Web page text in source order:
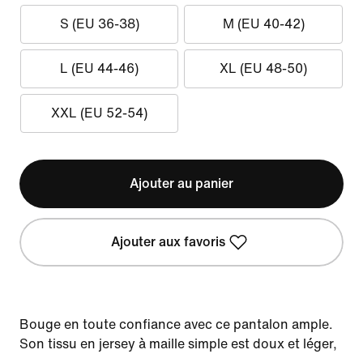
S (EU 36-38) M (EU 40-42)
L (EU 44-46) XL (EU 48-50)
XXL (EU 52-54)
Ajouter au panier
Ajouter aux favoris
Bouge en toute confiance avec ce pantalon ample.
Son tissu en jersey à maille simple est doux et léger,